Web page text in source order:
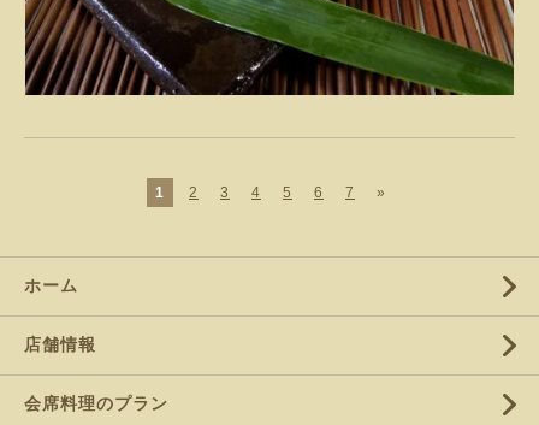
1 2 3 4 5 6 7 »
ホーム
店舗情報
会席料理のプラン